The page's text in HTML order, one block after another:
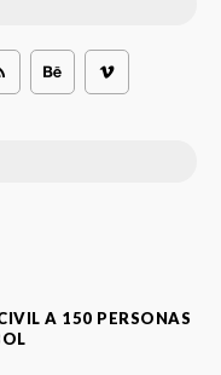
A 150 PERSONAS